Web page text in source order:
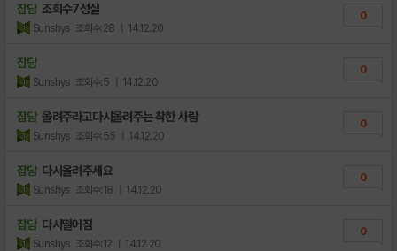
잡담 조회수7성실
Sunshys 조회수:28 | 14.12.20
0
잡담
Sunshys 조회수:5 | 14.12.20
0
잡담 올려주라고다시올려주는 착한 사람
Sunshys 조회수:55 | 14.12.20
0
잡담 다시올려주세요
Sunshys 조회수:18 | 14.12.20
0
잡담 다시떨어짐
Sunshys 조회수:12 | 14.12.20
0